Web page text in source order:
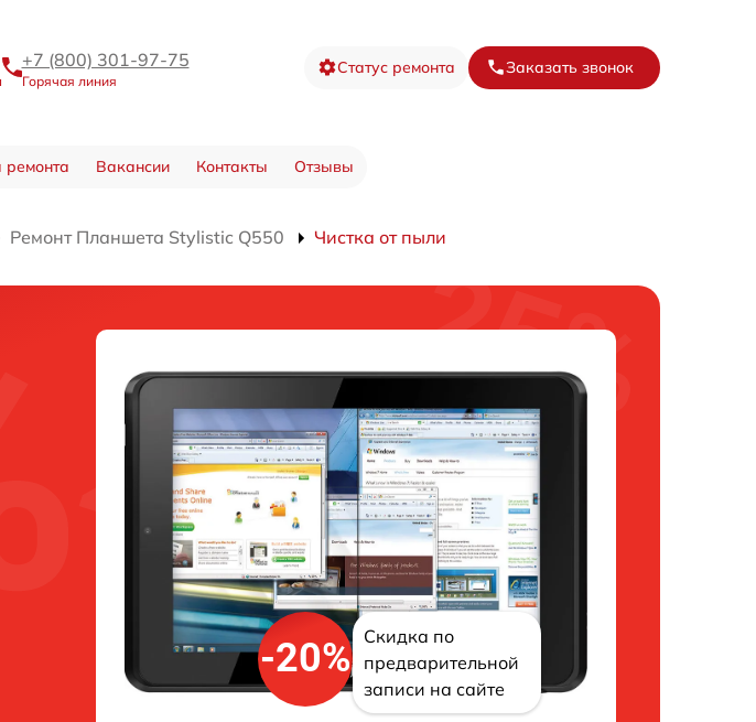
+7 (800) 301-97-75
Горячая линия
Статус ремонта Заказать звонок
ремонта Вакансии Контакты Отзывы
Ремонт Планшета Stylistic Q550 Чистка от пыли
-20%
Скидка по
предварительной
записи на сайте